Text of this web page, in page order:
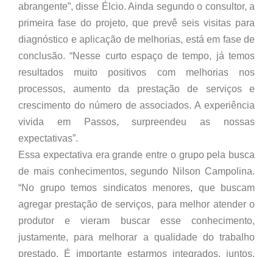
abrangente”, disse Élcio. Ainda segundo o consultor, a
primeira fase do projeto, que prevê seis visitas para
diagnóstico e aplicação de melhorias, está em fase de
conclusão. “Nesse curto espaço de tempo, já temos
resultados muito positivos com melhorias nos
processos, aumento da prestação de serviços e
crescimento do número de associados. A experiência
vivida em Passos, surpreendeu as nossas
expectativas”.
Essa expectativa era grande entre o grupo pela busca
de mais conhecimentos, segundo Nilson Campolina.
“No grupo temos sindicatos menores, que buscam
agregar prestação de serviços, para melhor atender o
produtor e vieram buscar esse conhecimento,
justamente, para melhorar a qualidade do trabalho
prestado. É importante estarmos integrados, juntos,